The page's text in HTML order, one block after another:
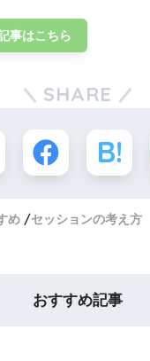
事はこちら
SHARE
め
セッションの考え方
おすすめ記事